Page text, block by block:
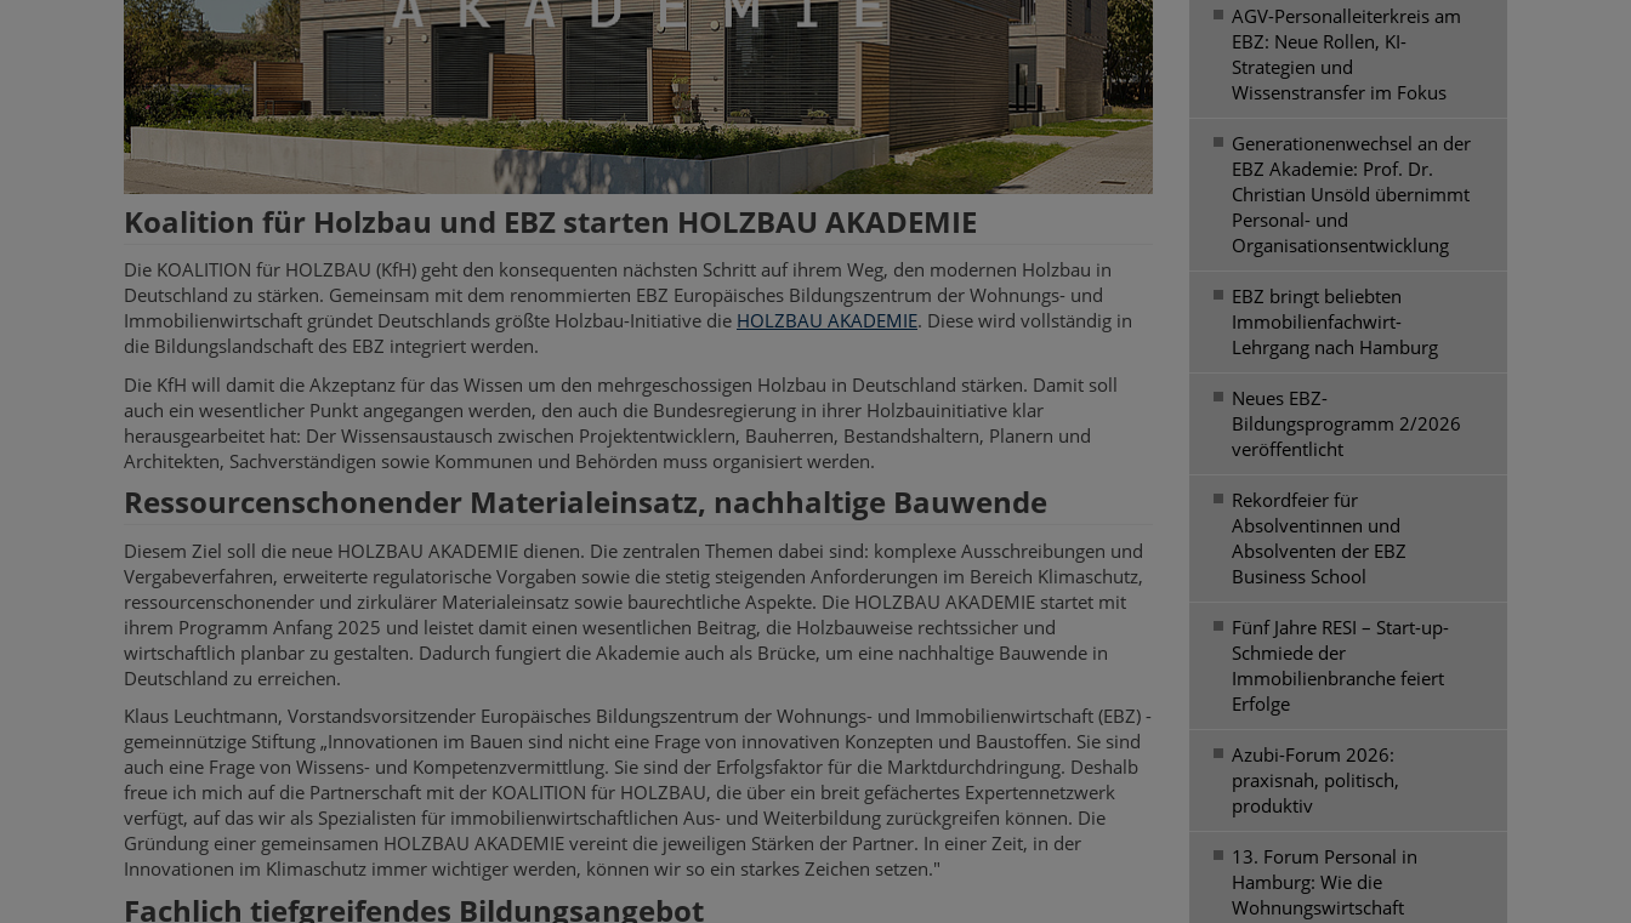
Koalition für Holzbau und EBZ starten HOLZBAU AKADEMIE
Die KOALITION für HOLZBAU (KfH) geht den konsequenten nächsten Schritt auf ihrem Weg, den modernen Holzbau in
Deutschland zu stärken. Gemeinsam mit dem renommierten EBZ Europäisches Bildungszentrum der Wohnungs- und
Immobilienwirtschaft gründet Deutschlands größte Holzbau-Initiative die HOLZBAU AKADEMIE. Diese wird vollständig in
die Bildungslandschaft des EBZ integriert werden.
Die KfH will damit die Akzeptanz für das Wissen um den mehrgeschossigen Holzbau in Deutschland stärken. Damit soll
auch ein wesentlicher Punkt angegangen werden, den auch die Bundesregierung in ihrer Holzbauinitiative klar
herausgearbeitet hat: Der Wissensaustausch zwischen Projektentwicklern, Bauherren, Bestandshaltern, Planern und
Architekten, Sachverständigen sowie Kommunen und Behörden muss organisiert werden.
Ressourcenschonender Materialeinsatz, nachhaltige Bauwende
Diesem Ziel soll die neue HOLZBAU AKADEMIE dienen. Die zentralen Themen dabei sind: komplexe Ausschreibungen und
Vergabeverfahren, erweiterte regulatorische Vorgaben sowie die stetig steigenden Anforderungen im Bereich Klimaschutz,
ressourcenschonender und zirkulärer Materialeinsatz sowie baurechtliche Aspekte. Die HOLZBAU AKADEMIE startet mit
ihrem Programm Anfang 2025 und leistet damit einen wesentlichen Beitrag, die Holzbauweise rechtssicher und
wirtschaftlich planbar zu gestalten. Dadurch fungiert die Akademie auch als Brücke, um eine nachhaltige Bauwende in
Deutschland zu erreichen.
Klaus Leuchtmann, Vorstandsvorsitzender Europäisches Bildungszentrum der Wohnungs- und Immobilienwirtschaft (EBZ) -
gemeinnützige Stiftung „Innovationen im Bauen sind nicht eine Frage von innovativen Konzepten und Baustoffen. Sie sind
auch eine Frage von Wissens- und Kompetenzvermittlung. Sie sind der Erfolgsfaktor für die Marktdurchdringung. Deshalb
freue ich mich auf die Partnerschaft mit der KOALITION für HOLZBAU, die über ein breit gefächertes Expertennetzwerk
verfügt, auf das wir als Spezialisten für immobilienwirtschaftlichen Aus- und Weiterbildung zurückgreifen können. Die
Gründung einer gemeinsamen HOLZBAU AKADEMIE vereint die jeweiligen Stärken der Partner. In einer Zeit, in der
Innovationen im Klimaschutz immer wichtiger werden, können wir so ein starkes Zeichen setzen."
Fachlich tiefgreifendes Bildungsangebot
AGV-Personalleiterkreis am
EBZ: Neue Rollen, KI-
Strategien und
Wissenstransfer im Fokus
Generationenwechsel an der
EBZ Akademie: Prof. Dr.
Christian Unsöld übernimmt
Personal- und
Organisationsentwicklung
EBZ bringt beliebten
Immobilienfachwirt-
Lehrgang nach Hamburg
Neues EBZ-
Bildungsprogramm 2/2026
veröffentlicht
Rekordfeier für
Absolventinnen und
Absolventen der EBZ
Business School
Fünf Jahre RESI – Start-up-
Schmiede der
Immobilienbranche feiert
Erfolge
Azubi-Forum 2026:
praxisnah, politisch,
produktiv
13. Forum Personal in
Hamburg: Wie die
Wohnungswirtschaft